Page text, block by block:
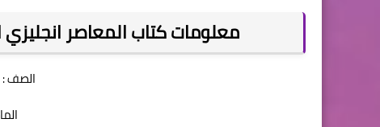
معلومات كتاب المعاصر انجليزي
الصف :